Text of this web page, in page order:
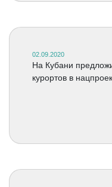
02.09.2020
На Кубани
курортов в